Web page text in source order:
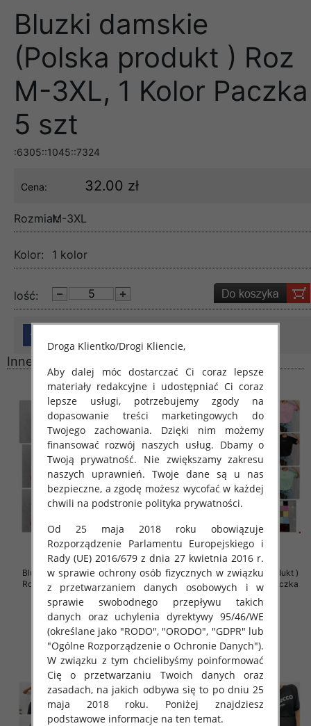
Bluzki damskie
(Polska produkt ) Roz
M-3XL, 1 Kolor Paczka
5 szt
:6305::1045::7324
Cena: 32.00 zł
Rozmiar:M-3XL
Kolor: 1 kolor
lość:
Inne produkty
Bluzki damskie (Polska produkt )
Roz Standard , Mix Kolor Paczka
5 szt
38.00 zł
szczegóły
Bluzki damskie (Polska produkt )
Roz Standard , Mix Kolor Paczka
5 szt
36.00 zł
szczegóły
Droga Klientko/Drogi Kliencie,
Aby dalej móc dostarczać Ci coraz lepsze
materiały redakcyjne i udostępniać Ci coraz
lepsze usługi, potrzebujemy zgody na
dopasowanie treści marketingowych do
Twojego zachowania. Dzięki nim możemy
finansować rozwój naszych usług. Dbamy o
Twoją prywatność. Nie zwiększamy zakresu
naszych uprawnień. Twoje dane są u nas
bezpieczne, a zgodę możesz wycofać w każdej
chwili na podstronie polityka prywatności.
Od 25 maja 2018 roku obowiązuje
Rozporządzenie Parlamentu Europejskiego i
Rady (UE) 2016/679 z dnia 27 kwietnia 2016 r.
w sprawie ochrony osób fizycznych w związku
z przetwarzaniem danych osobowych i w
sprawie swobodnego przepływu takich
danych oraz uchylenia dyrektywy 95/46/WE
(określane jako "RODO", "ORODO", "GDPR" lub
"Ogólne Rozporządzenie o Ochronie Danych").
W związku z tym chcielibyśmy poinformować
Cię o przetwarzaniu Twoich danych oraz
zasadach, na jakich odbywa się to po dniu 25
maja 2018 roku. Poniżej znajdziesz
podstawowe informacje na ten temat.